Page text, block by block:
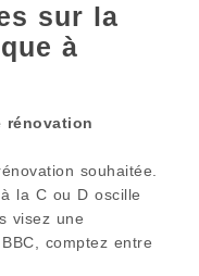
sur la
à
rénovation
souhaitée.
la C ou D oscille
visez une
comptez entre